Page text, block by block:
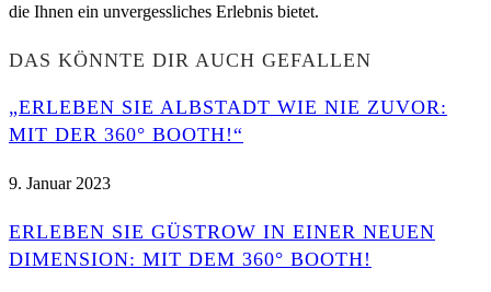
die Ihnen ein unvergessliches Erlebnis bietet.
DAS KÖNNTE DIR AUCH GEFALLEN
„ERLEBEN SIE ALBSTADT WIE NIE ZUVOR:
MIT DER 360° BOOTH!“
9. Januar 2023
ERLEBEN SIE GÜSTROW IN EINER NEUEN
DIMENSION: MIT DEM 360° BOOTH!